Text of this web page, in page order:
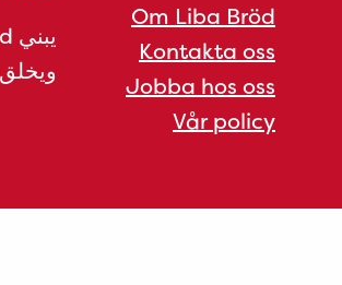
Om Liba Bröd
Kontakta oss
Jobba hos oss
Vår policy